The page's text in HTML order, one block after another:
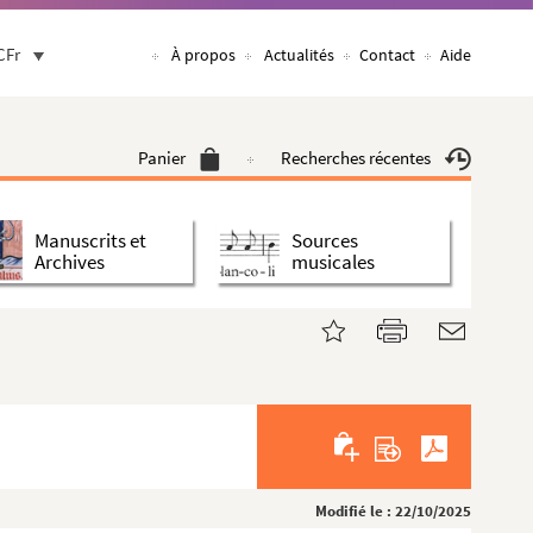
À propos Actualités Contact Aide
Panier Recherches récentes
Manuscrits et
Archives
Sources
musicales
Modifié le : 22/10/2025